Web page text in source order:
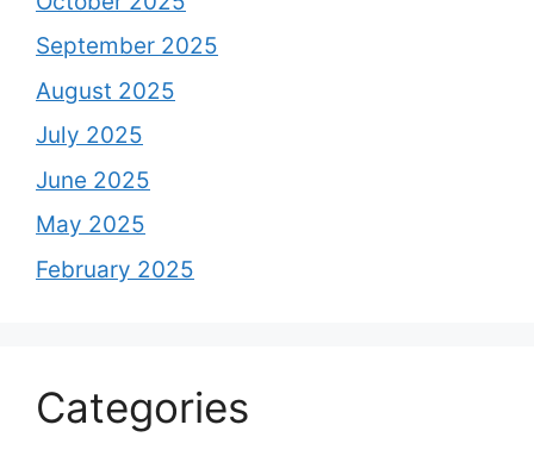
September 2025
August 2025
July 2025
June 2025
May 2025
February 2025
Categories